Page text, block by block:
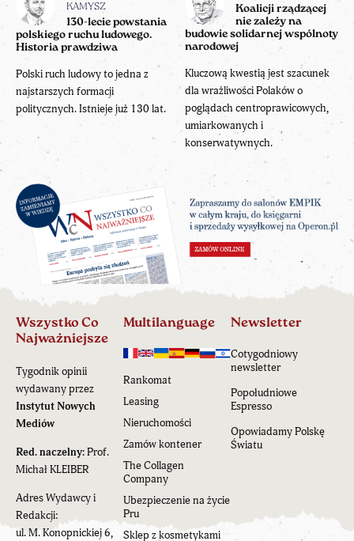
KAMYSZ
130-lecie powstania
polskiego ruchu ludowego.
Historia prawdziwa
Polski ruch ludowy to jedna z
najstarszych formacji
politycznych. Istnieje już 130 lat.
Koalicji rządzącej
nie zależy na
budowie solidarnej wspólnoty
narodowej
Kluczową kwestią jest szacunek
dla wrażliwości Polaków o
poglądach centroprawicowych,
umiarkowanych i
konserwatywnych.
Wszystko Co
Najważniejsze
Tygodnik opinii
wydawany przez
Instytut Nowych
Mediów
Red. naczelny:Prof.
Michał KLEIBER
Adres Wydawcy i
Redakcji:
ul. M. Konopnickiej 6,
Multilanguage
Rankomat
Leasing
Nieruchomości
Zamów kontener
The Collagen
Company
Ubezpieczenie na życie
Pru
Sklep z kosmetykami
Newsletter
Cotygodniowy
newsletter
Popołudniowe
Espresso
Opowiadamy Polskę
Światu